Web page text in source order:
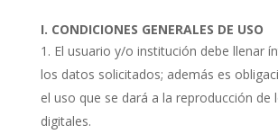
I. CONDICIONES GENERALES DE USO
El usuario y/o institución debe llenar
los datos solicitados; además es
el uso que se dará a la reproducción de
digitales.